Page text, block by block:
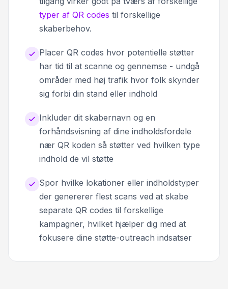
typer af QR codes til forskellige
skaberbehov.
Placer QR codes hvor potentielle støtter
har tid til at scanne og gennemse - undgå
områder med høj trafik hvor folk skynder
sig forbi din stand eller indhold
Inkluder dit skabernavn og en
forhåndsvisning af dine indholdsfordele
nær QR koden så støtter ved hvilken type
indhold de vil støtte
Spor hvilke lokationer eller indholdstyper
der genererer flest scans ved at skabe
separate QR codes til forskellige
kampagner, hvilket hjælper dig med at
fokusere dine støtte-outreach indsatser